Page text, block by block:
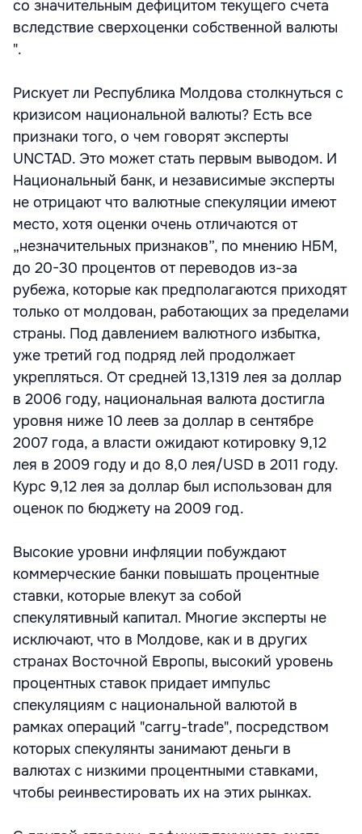
со значительным дефицитом текущего счета
вследствие сверхоценки собственной валюты
".
Рискует ли Республика Молдова столкнуться с
кризисом национальной валюты? Есть все
признаки того, о чем говорят эксперты
UNCTAD. Это может стать первым выводом. И
Национальный банк, и независимые эксперты
не отрицают что валютные спекуляции имеют
место, хотя оценки очень отличаются от
„незначительных признаков”, по мнению НБМ,
до 20-30 процентов от переводов из-за
рубежа, которые как предполагаются приходят
только от молдован, работающих за пределами
страны. Под давлением валютного избытка,
уже третий год подряд лей продолжает
укрепляться. От средней 13,1319 лея за доллар
в 2006 году, национальная валюта достигла
уровня ниже 10 леев за доллар в сентябре
2007 года, а власти ожидают котировку 9,12
лея в 2009 году и до 8,0 лея/USD в 2011 году.
Курс 9,12 лея за доллар был использован для
оценок по бюджету на 2009 год.
Высокие уровни инфляции побуждают
коммерческие банки повышать процентные
ставки, которые влекут за собой
спекулятивный капитал. Многие эксперты не
исключают, что в Молдове, как и в других
странах Восточной Европы, высокий уровень
процентных ставок придает импульс
спекуляциям с национальной валютой в
рамках операций "carry-trade", посредством
которых спекулянты занимают деньги в
валютах с низкими процентными ставками,
чтобы реинвестировать их на этих рынках.